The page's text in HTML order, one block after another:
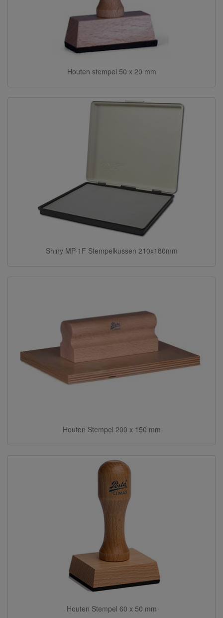
Houten stempel 50 x 20 mm
Shiny MP-1F Stempelkussen 210x180mm
Houten Stempel 200 x 150 mm
Houten Stempel 60 x 50 mm